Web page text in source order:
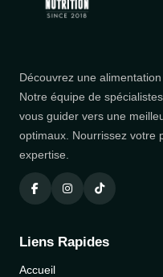
Découvrez une
Notre équipe de
vous guider vers une
optimaux. Nourrissez votre
expertise.
Liens Rapides
Accueil